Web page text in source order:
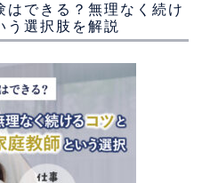
はできる？無理なく続け
う選択肢を解説